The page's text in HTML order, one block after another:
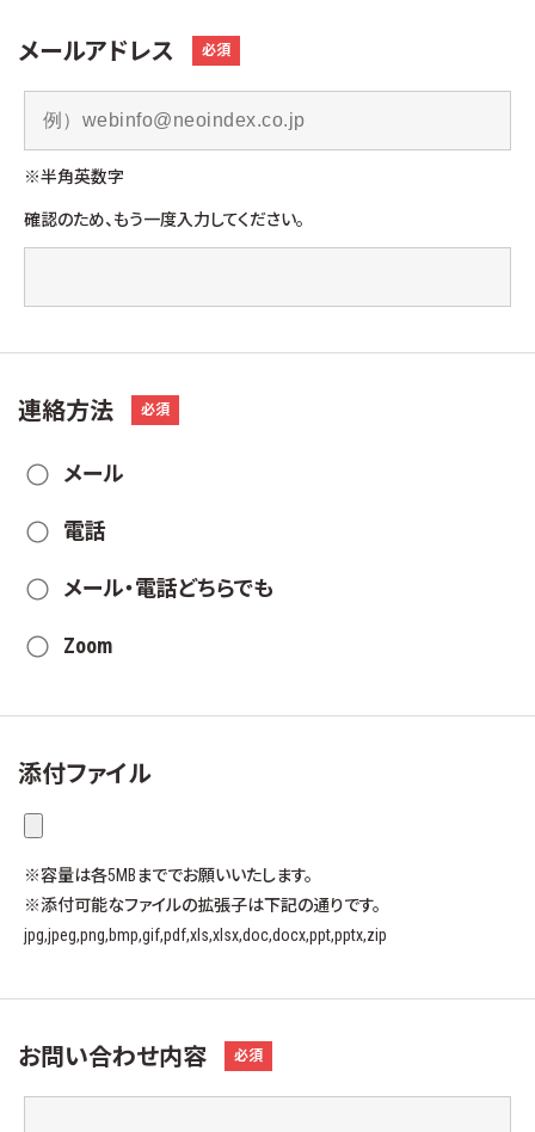
メールアドレス 必須
※半角英数字
確認のため、もう一度入力してください。
連絡方法 必須
メール
電話
メール・電話どちらでも
Zoom
添付ファイル
※容量は各5MBまででお願いいたします。
※添付可能なファイルの拡張子は下記の通りです。
jpg,jpeg,png,bmp,gif,pdf,xls,xlsx,doc,docx,ppt,pptx,zip
お問い合わせ内容 必須